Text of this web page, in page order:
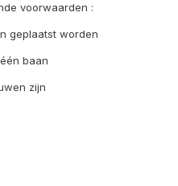
voorwaarden :
geplaatst worden
baan
zijn